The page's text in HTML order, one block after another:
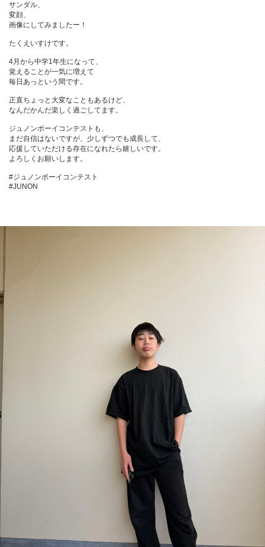
サンダル、
変顔、
画像にしてみましたー！
たくえいすけです。
4月から中学1年生になって、
覚えることが一気に増えて
毎日あっという間です。
正直ちょっと大変なこともあるけど、
なんだかんだ楽しく過ごしてます。
ジュノンボーイコンテストも、
まだ自信はないですが、少しずつでも成長して、
応援していただける存在になれたら嬉しいです。
よろしくお願いします。
#ジュノンボーイコンテスト
#JUNON